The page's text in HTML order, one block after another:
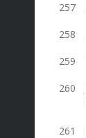
257
258
259
260
261